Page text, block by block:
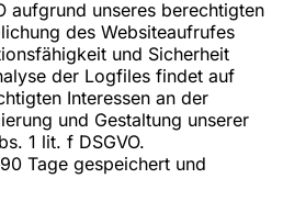
aufgrund unseres berechtigten
des Websiteaufrufes
und Sicherheit
der Logfiles findet auf
Interessen an der
und Gestaltung unserer
1 lit. f DSGVO.
Tage gespeichert und